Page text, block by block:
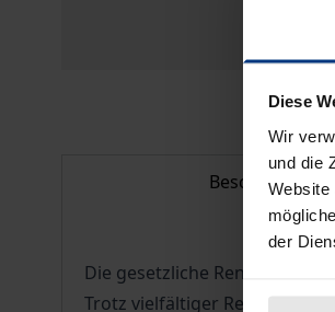
Diese
Wir
und die
Website
der
Beschreibung
Die gesetzliche
Trotz vielfältiger